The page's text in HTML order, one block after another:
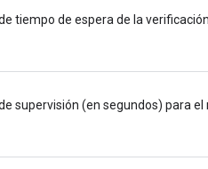
tiempo de espera de la
supervisión (en segundos) para el